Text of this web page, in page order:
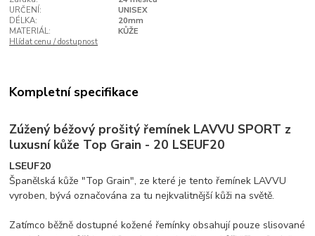
URČENÍ:
UNISEX
DÉLKA:
20mm
MATERIÁL:
KŮŽE
Hlídat cenu / dostupnost
Kompletní specifikace
Zúžený béžový prošitý řemínek LAVVU SPORT z
luxusní kůže Top Grain - 20 LSEUF20
LSEUF20
Španělská kůže "Top Grain", ze které je tento řemínek LAVVU
vyroben, bývá označována za tu nejkvalitnější kůži na světě.
Zatímco běžně dostupné kožené řemínky obsahují pouze slisované